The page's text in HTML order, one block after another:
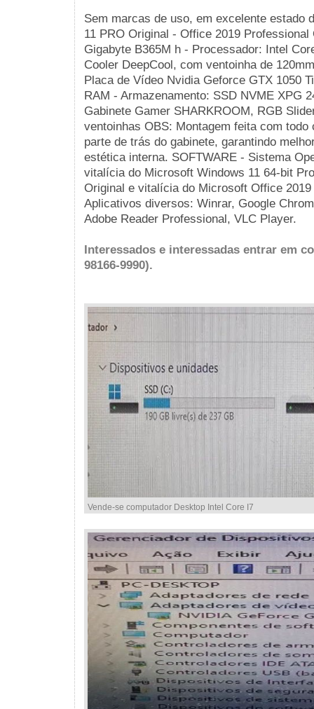
Sem marcas de uso, em excelente estado
11 PRO Original - Office 2019
Gigabyte B365M h - Processador: Intel
Cooler DeepCool, com ventoinha de
Placa de Vídeo Nvidia Geforce GTX 1050
RAM - Armazenamento: SSD NVME XPG
Gabinete Gamer SHARKROOM, RGB
ventoinhas OBS: Montagem feita com todo
parte de trás do gabinete, garantindo
estética interna. SOFTWARE - Sistema
vitalícia do Microsoft Windows 11 64-bit
Original e vitalícia do Microsoft Office
Aplicativos diversos: Winrar, Google
Adobe Reader Professional, VLC Player.
Interessados e interessadas entrar em
98166-9990).
Vende-se computador Desktop Intel Core I7